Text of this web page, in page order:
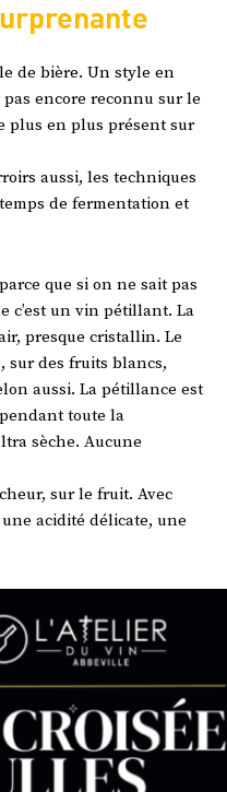
de bière. Un style en
pas encore reconnu sur le
plus en plus présent sur
aussi, les techniques
de fermentation et
que si on ne sait pas
c’est un vin pétillant. La
presque cristallin. Le
sur des fruits blancs,
aussi. La pétillance est
toute la
sèche. Aucune
sur le fruit. Avec
acidité délicate, une